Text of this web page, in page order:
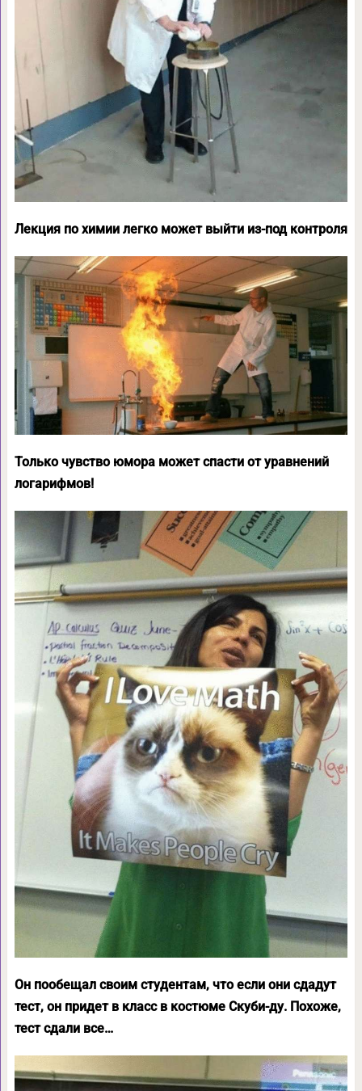
Лекция по химии легко может выйти из-под контроля
Только чувство юмора может спасти от уравнений
логарифмов!
Он пообещал своим студентам, что если они сдадут
тест, он придет в класс в костюме Скуби-ду. Похоже,
тест сдали все…